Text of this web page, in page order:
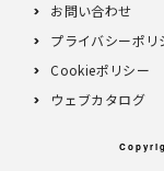
お問い合わせ
プライバシーポリ
Cookieポリシー
ウェブカタログ